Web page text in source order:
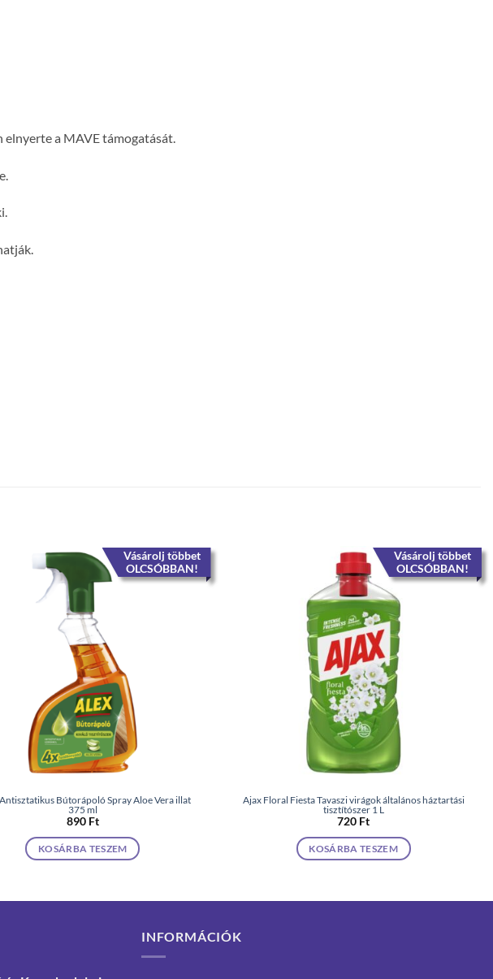
elnyerte a MAVE támogatását.
Vásárolj többet
OLCSÓBBAN!
Bútorápoló Spray Aloe Vera illat
375 ml
890 Ft
KOSÁRBA TESZEM
Vásárolj többet
OLCSÓBBAN!
Ajax Floral Fiesta Tavaszi virágok általános háztartási
tisztítószer 1 L
720 Ft
KOSÁRBA TESZEM
INFORMÁCIÓK